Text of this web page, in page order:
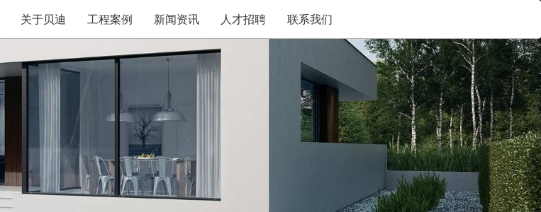
关于贝迪 工程案例 新闻资讯 人才招聘 联系我们